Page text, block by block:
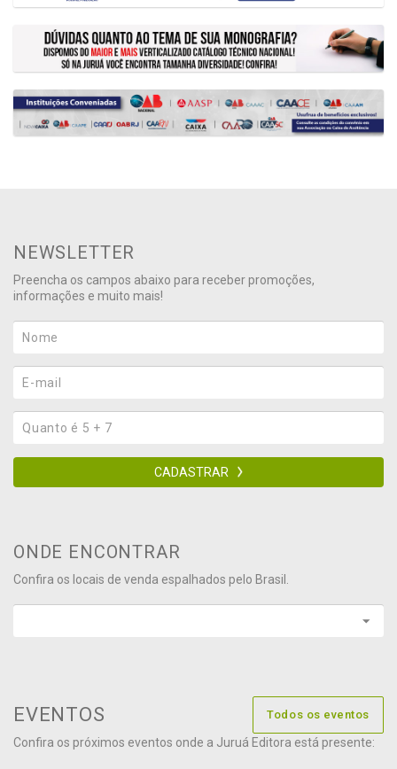
NEWSLETTER
Preencha os campos abaixo para receber promoções,
informações e muito mais!
CADASTRAR
ONDE ENCONTRAR
Confira os locais de venda espalhados pelo Brasil.
EVENTOS Todos os eventos
Confira os próximos eventos onde a Juruá Editora está presente: